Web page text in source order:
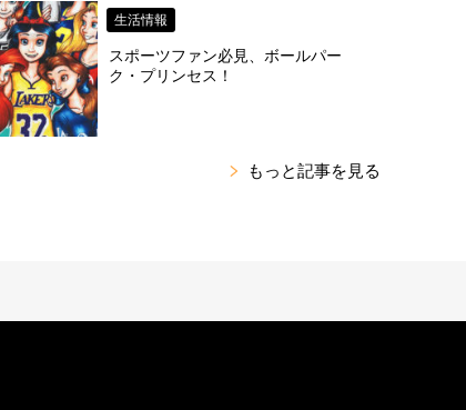
生活情報
スポーツファン必見、ボールパー
ク・プリンセス！
もっと記事を見る